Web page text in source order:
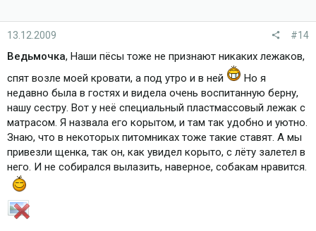
13.12.2009 #14
Ведьмочка, Наши пёсы тоже не признают никаких лежаков,
спят возле моей кровати, а под утро и в ней
Но я
недавно была в гостях и видела очень воспитанную берну,
нашу сестру. Вот у неё специальный пластмассовый лежак с
матрасом. Я назвала его корытом, и там так удобно и уютно.
Знаю, что в некоторых питомниках тоже такие ставят. А мы
привезли щенка, так он, как увидел корыто, с лёту залетел в
него. И не собирался вылазить, наверное, собакам нравится.